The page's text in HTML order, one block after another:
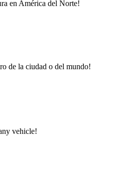
en América del Norte!
de la ciudad o del mundo!
vehicle!